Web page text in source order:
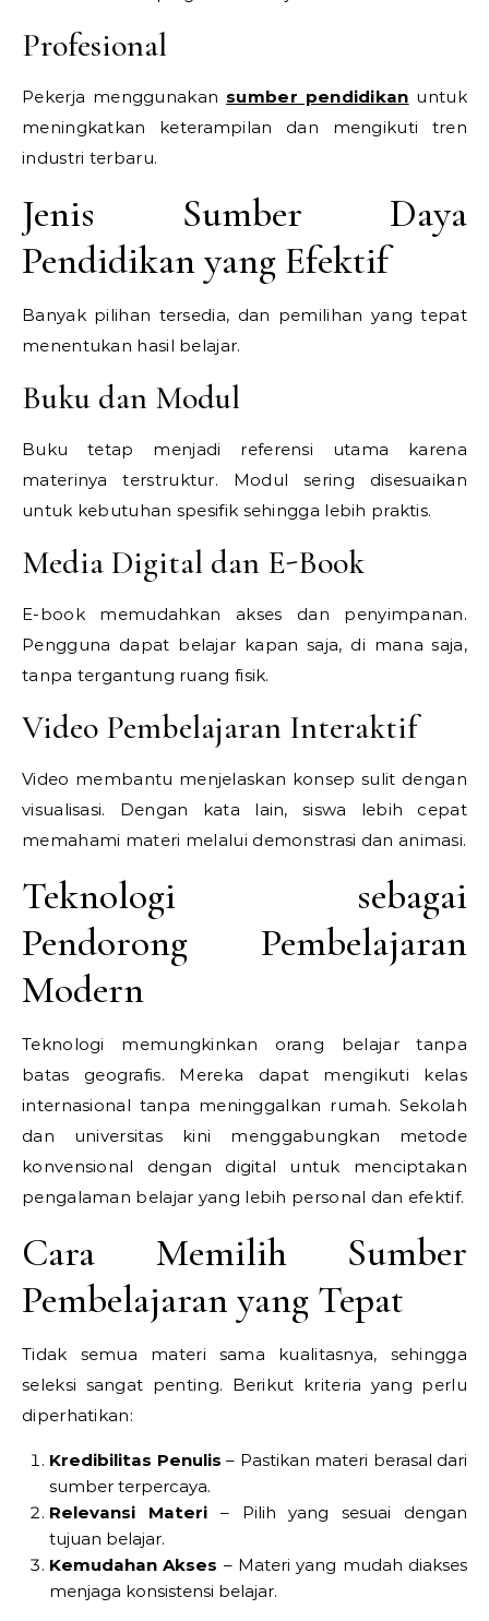
Profesional
Pekerja menggunakan sumber pendidikan untuk
meningkatkan keterampilan dan mengikuti tren
industri terbaru.
Jenis Sumber Daya
Pendidikan yang Efektif
Banyak pilihan tersedia, dan pemilihan yang tepat
menentukan hasil belajar.
Buku dan Modul
Buku tetap menjadi referensi utama karena
materinya terstruktur. Modul sering disesuaikan
untuk kebutuhan spesifik sehingga lebih praktis.
Media Digital dan E-Book
E-book memudahkan akses dan penyimpanan.
Pengguna dapat belajar kapan saja, di mana saja,
tanpa tergantung ruang fisik.
Video Pembelajaran Interaktif
Video membantu menjelaskan konsep sulit dengan
visualisasi. Dengan kata lain, siswa lebih cepat
memahami materi melalui demonstrasi dan animasi.
Teknologi sebagai
Pendorong Pembelajaran
Modern
Teknologi memungkinkan orang belajar tanpa
batas geografis. Mereka dapat mengikuti kelas
internasional tanpa meninggalkan rumah. Sekolah
dan universitas kini menggabungkan metode
konvensional dengan digital untuk menciptakan
pengalaman belajar yang lebih personal dan efektif.
Cara Memilih Sumber
Pembelajaran yang Tepat
Tidak semua materi sama kualitasnya, sehingga
seleksi sangat penting. Berikut kriteria yang perlu
diperhatikan:
Kredibilitas Penulis – Pastikan materi berasal dari
sumber terpercaya.
Relevansi Materi– Pilih yang sesuai dengan
tujuan belajar.
Kemudahan Akses – Materi yang mudah diakses
menjaga konsistensi belajar.